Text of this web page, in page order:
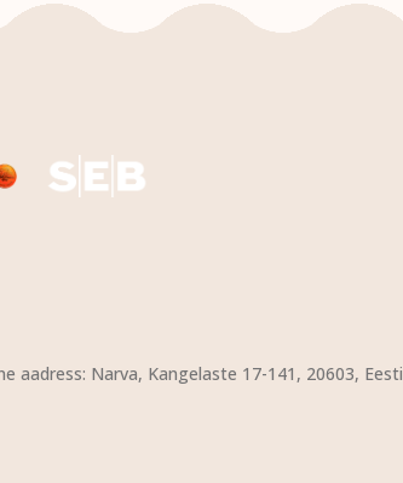
aadress: Narva, Kangelaste 17-141, 20603, Eesti